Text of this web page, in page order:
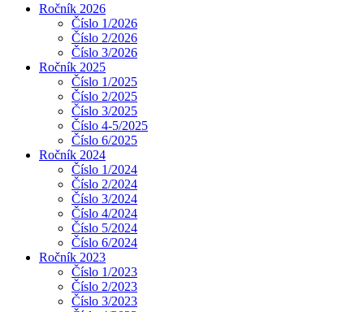
Ročník 2026
Číslo 1/2026
Číslo 2/2026
Číslo 3/2026
Ročník 2025
Číslo 1/2025
Číslo 2/2025
Číslo 3/2025
Číslo 4-5/2025
Číslo 6/2025
Ročník 2024
Číslo 1/2024
Číslo 2/2024
Číslo 3/2024
Číslo 4/2024
Číslo 5/2024
Číslo 6/2024
Ročník 2023
Číslo 1/2023
Číslo 2/2023
Číslo 3/2023